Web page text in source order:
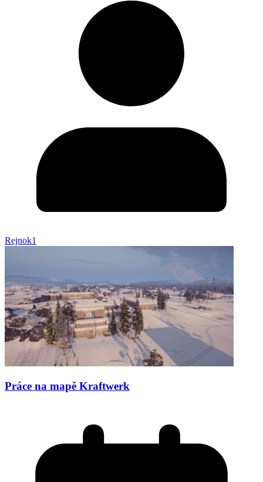
Rejnok1
Práce na mapě Kraftwerk